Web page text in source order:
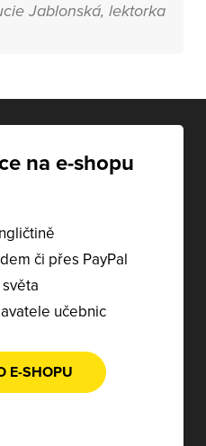
Jablonská, lektorka
na e-shopu
či přes PayPal
učebnic
E-SHOPU